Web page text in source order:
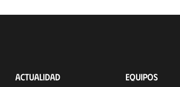
ACTUALIDAD EQUIPOS